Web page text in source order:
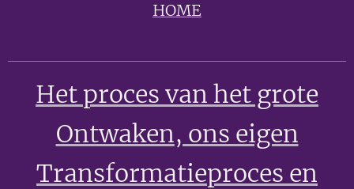
HOME
Het proces van het grote
Ontwaken, ons eigen
Transformatieproces en